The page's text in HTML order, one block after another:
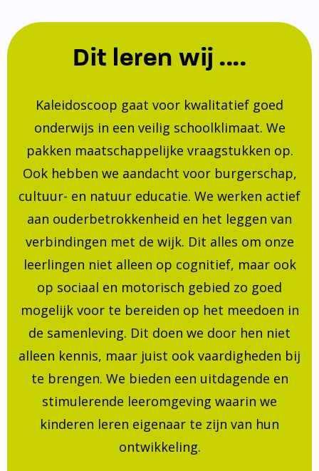
Dit leren wij ....
Kaleidoscoop gaat voor kwalitatief goed
onderwijs in een veilig schoolklimaat. We
pakken maatschappelijke vraagstukken op.
Ook hebben we aandacht voor burgerschap,
cultuur- en natuur educatie. We werken actief
aan ouderbetrokkenheid en het leggen van
verbindingen met de wijk. Dit alles om onze
leerlingen niet alleen op cognitief, maar ook
op sociaal en motorisch gebied zo goed
mogelijk voor te bereiden op het meedoen in
de samenleving. Dit doen we door hen niet
alleen kennis, maar juist ook vaardigheden bij
te brengen. We bieden een uitdagende en
stimulerende leeromgeving waarin we
kinderen leren eigenaar te zijn van hun
ontwikkeling.